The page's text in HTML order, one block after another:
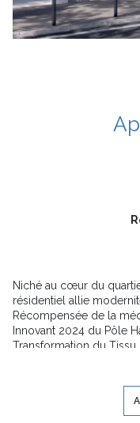
Niché au cœur du
résidentiel allie
Récompensée de la
Innovant 2024 du Pôle
Transformation du
Sa localisation idéale, à
confère à la résidence